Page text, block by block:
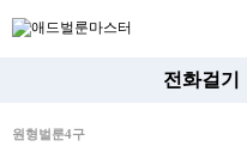
전화걸기
원형벌룬4구